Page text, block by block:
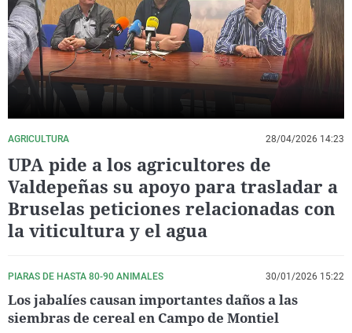
La rosa de los vientos
Gente viajera
Como el perro y el
Caso
Retornados
Equipo de
Extremadura
Galicia
La Rioja
País Vasco
Virales
Televisión
Elecciones
AGRICULTURA 28/04/2026 14:23
UPA pide a los agricultores de
Valdepeñas su apoyo para trasladar a
Bruselas peticiones relacionadas con
la viticultura y el agua
PIARAS DE HASTA 80-90 ANIMALES 30/01/2026 15:22
Los jabalíes causan importantes daños a las
siembras de cereal en Campo de Montiel